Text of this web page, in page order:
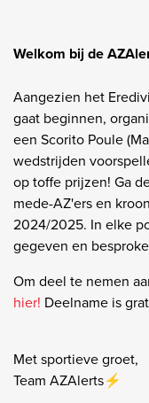
Welkom bij de
Aangezien het
gaat beginnen,
een Scorito Poule
wedstrijden
op toffe prijzen! Ga
mede-AZ'ers en
2024/2025. In elke
gegeven en
Om deel te nemen
hier! Deelname is
Met sportieve groet,
Team AZAlerts⚡️